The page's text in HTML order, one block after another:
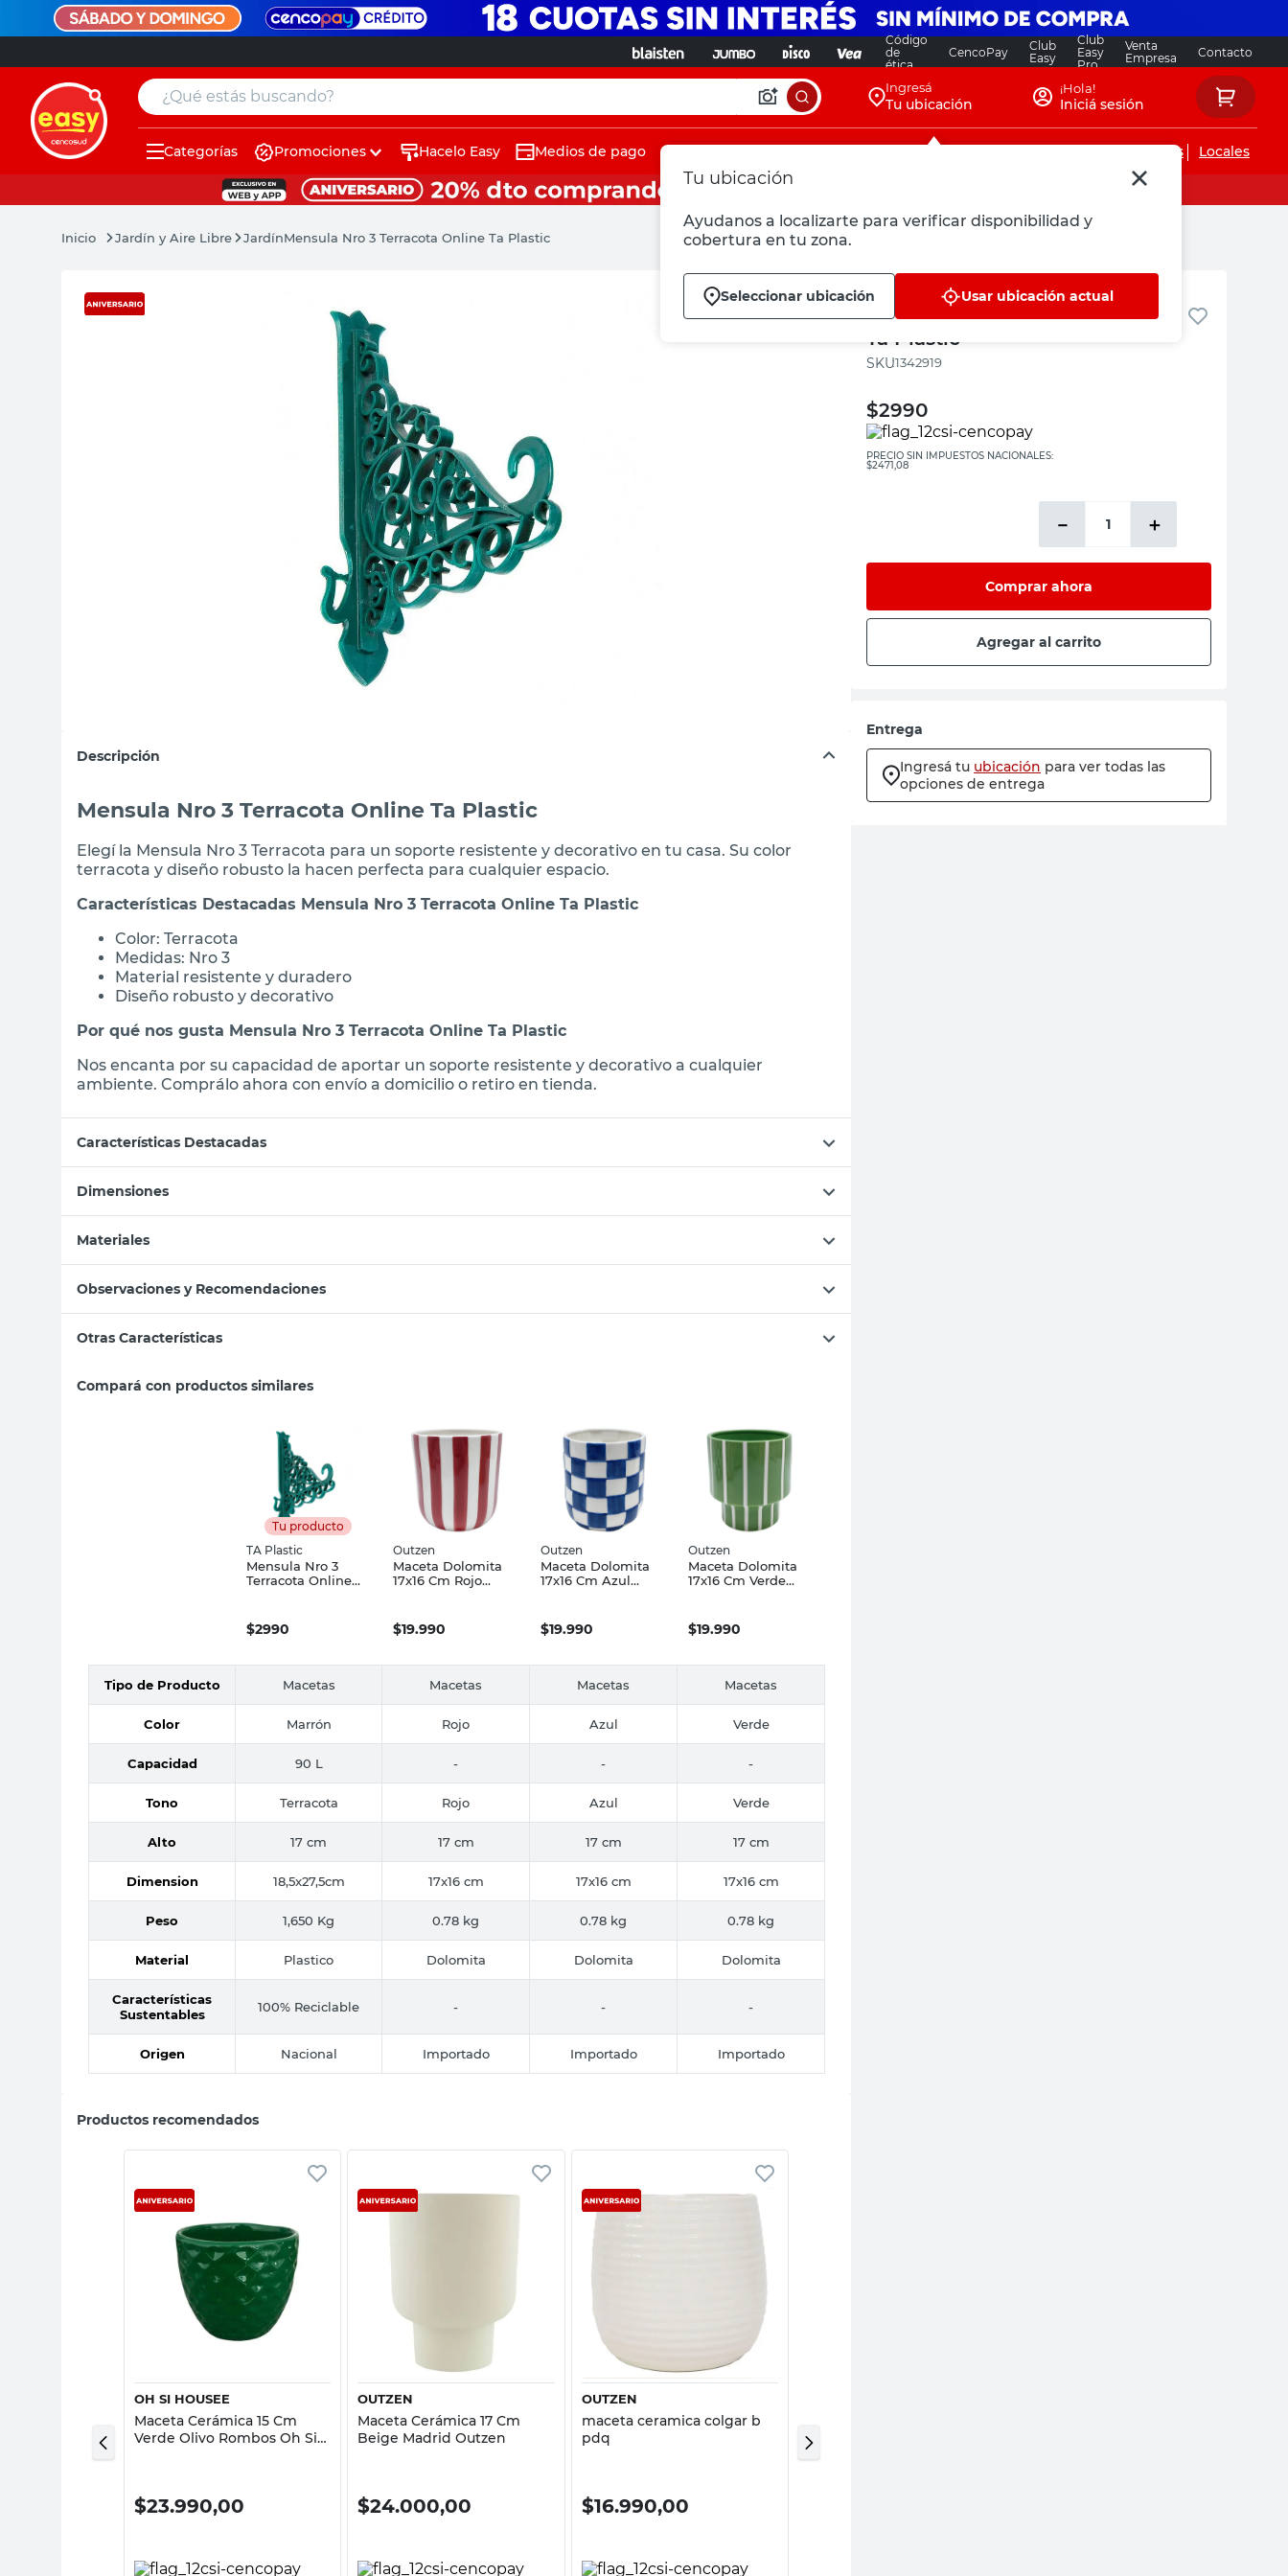
Código
de
ética
CencoPay
Club
Easy
Club
Easy
Pro
Venta
Empresa
Contacto
¿Qué estás buscando? Ingresá
Tu ubicación
Tu ubicación
Ayudanos a localizarte para verificar disponibilidad y
cobertura en tu zona.
Seleccionar ubicación Usar ubicación actual
¡Hola!
Iniciá sesión
Categorías Promociones Hacelo Easy Medios de pago Servicios de instalaciones Locales
Jardín y Aire Libre JardínMensula Nro 3 Terracota Online Ta Plastic
Descripción
Mensula Nro 3 Terracota Online Ta Plastic
Elegí la Mensula Nro 3 Terracota para un soporte resistente y decorativo en tu casa. Su color
terracota y diseño robusto la hacen perfecta para cualquier espacio.
Características Destacadas Mensula Nro 3 Terracota Online Ta Plastic
Color: Terracota
Medidas: Nro 3
Material resistente y duradero
Diseño robusto y decorativo
Por qué nos gusta Mensula Nro 3 Terracota Online Ta Plastic
Nos encanta por su capacidad de aportar un soporte resistente y decorativo a cualquier
ambiente. Comprálo ahora con envío a domicilio o retiro en tienda.
Características Destacadas
Dimensiones
Materiales
Observaciones y Recomendaciones
Otras Características
Compará con productos similares
Tu producto
TA Plastic
Mensula Nro 3
Terracota Online
$2990
Outzen
Maceta Dolomita
17x16 Cm Rojo
$19.990
Outzen
Maceta Dolomita
17x16 Cm Azul
$19.990
Outzen
Maceta Dolomita
17x16 Cm Verde
$19.990
Tipo de Producto Macetas Macetas Macetas Macetas
Color Marrón Rojo Azul Verde
Capacidad 90 L - - -
Tono Terracota Rojo Azul Verde
Alto 17 cm 17 cm 17 cm 17 cm
Dimension 18,5x27,5cm 17x16 cm 17x16 cm 17x16 cm
Peso 1,650 Kg 0.78 kg 0.78 kg 0.78 kg
Material Plastico Dolomita Dolomita Dolomita
Características
Sustentables
100% Reciclable - - -
Origen Nacional Importado Importado Importado
Productos recomendados
Vista rápida
OH SI HOUSEE
Maceta Cerámica 15 Cm
Verde Olivo Rombos Oh Si
$23.990,00
Vista rápida
OUTZEN
Maceta Cerámica 17 Cm
Beige Madrid Outzen
$24.000,00
OUTZEN
maceta ceramica colgar b
pdq
$16.990,00
Antracita Nubia Outzen
TA Plastic
Mensula Nro 3 Terracota Online
Ta Plastic
:1342919
$2990
PRECIO SIN IMPUESTOS NACIONALES:
$2471,08
＋
－
Comprar ahora
Agregar al carrito
Entrega
Ingresá tu ubicación para ver todas las
opciones de entrega
muebles